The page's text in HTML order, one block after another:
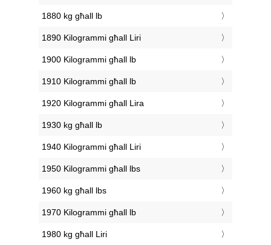
1880 kg għall lb
1890 Kilogrammi għall Liri
1900 Kilogrammi għall lb
1910 Kilogrammi għall lb
1920 Kilogrammi għall Lira
1930 kg għall lb
1940 Kilogrammi għall Liri
1950 Kilogrammi għall lbs
1960 kg għall lbs
1970 Kilogrammi għall lb
1980 kg għall Liri